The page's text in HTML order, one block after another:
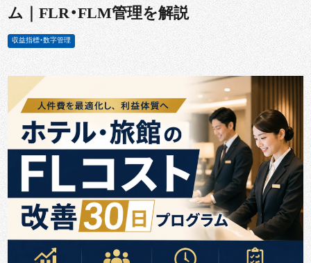
ム｜FLR・FLM管理を解説
収益指標・数字管理